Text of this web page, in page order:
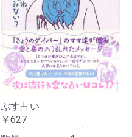
ぶす占い
￥627